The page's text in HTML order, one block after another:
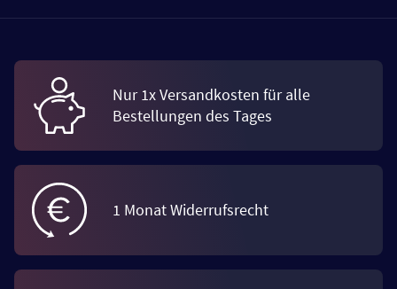
Nur 1x Versandkosten für alle
Bestellungen des Tages
1 Monat Widerrufsrecht